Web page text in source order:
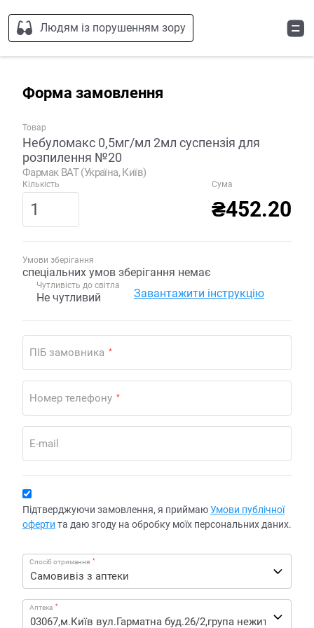
Людям із порушенням зору
Форма замовлення
Товар
Небуломакс 0,5мг/мл 2мл суспензія для
розпилення №20
Фармак ВАТ (Україна, Київ)
Кількість Сума
₴452.20
Умови зберігання
спеціальних умов зберігання немає
Чутливість до світла
Не чутливий Завантажити інструкцію
ПІБ замовника *
Номер телефону *
E-mail
Підтверджуючи замовлення, я приймаюУмови публічної
оферти та даю згоду на обробку моїх персональних даних.
Спосіб отримання *
Аптека *